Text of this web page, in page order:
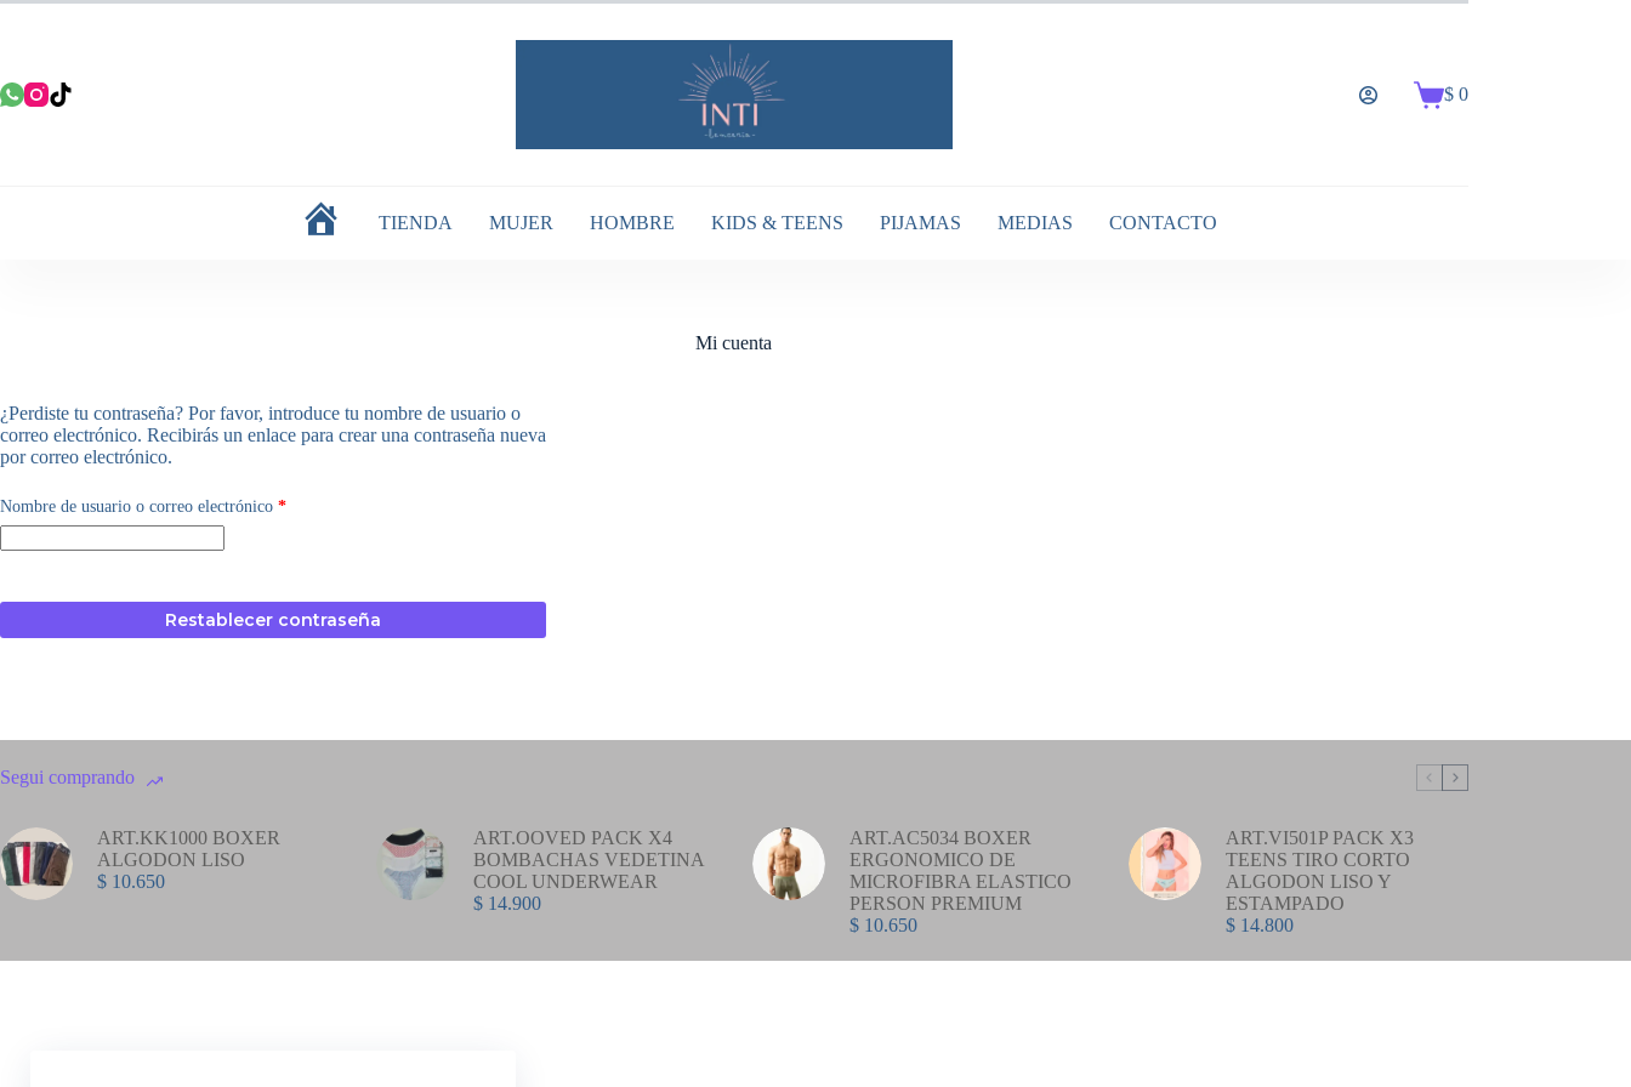
Saltar
Carro
$0
INICIO TIENDA MUJER HOMBRE KIDS & TEENS PIJAMAS MEDIAS CONTACTO
Mi cuenta
¿Perdiste tu contraseña? Por favor, introduce tu nombre de usuario o
correo electrónico. Recibirás un enlace para crear una contraseña nueva
por correo electrónico.
Nombre de usuario o correo electrónico *Obligatorio
Restablecer contraseña
Segui comprando
ART.KK1000 BOXER
ALGODON LISO
$ 10.650
ART.OOVED PACK X4
BOMBACHAS VEDETINA
COOL UNDERWEAR
$14.900
ART.AC5034 BOXER
ERGONOMICO DE
MICROFIBRA ELASTICO
PERSON PREMIUM
$10.650
ART.VI501P PACK X3
TEENS TIRO CORTO
ALGODON LISO Y
ESTAMPADO
$14.800